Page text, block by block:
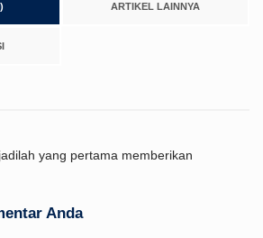
ARTIKEL LAINNYA
yang pertama memberikan
Anda